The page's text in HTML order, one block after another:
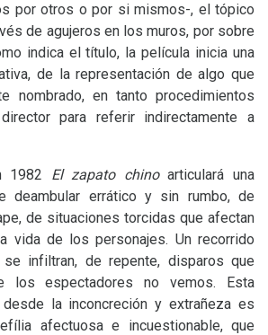
por otros o por si mismos-, el tópico
de agujeros en los muros, por sobre
indica el título, la película inicia una
de la representación de algo que
nombrado, en tanto procedimientos
para referir indirectamente a
1982 El zapato chinoarticulará una
deambular errático y sin rumbo, de
de situaciones torcidas que afectan
vida de los personajes. Un recorrido
infiltran, de repente, disparos que
los espectadores no vemos. Esta
la inconcreción y extrañeza es
afectuosa e incuestionable, que